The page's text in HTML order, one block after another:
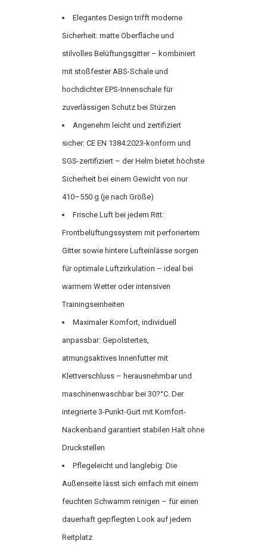
Elegantes Design trifft moderne
Sicherheit: matte Oberfläche und
stilvolles Belüftungsgitter – kombiniert
mit stoßfester ABS-Schale und
hochdichter EPS-Innenschale für
zuverlässigen Schutz bei Stürzen
Angenehm leicht und zertifiziert
sicher: CE EN 1384:2023-konform und
SGS-zertifiziert – der Helm bietet höchste
Sicherheit bei einem Gewicht von nur
410–550 g (je nach Größe)
Frische Luft bei jedem Ritt:
Frontbelüftungssystem mit perforiertem
Gitter sowie hintere Lufteinlässe sorgen
für optimale Luftzirkulation – ideal bei
warmem Wetter oder intensiven
Trainingseinheiten
Maximaler Komfort, individuell
anpassbar: Gepolstertes,
atmungsaktives Innenfutter mit
Klettverschluss – herausnehmbar und
maschinenwaschbar bei 30?°C. Der
integrierte 3-Punkt-Gurt mit Komfort-
Nackenband garantiert stabilen Halt ohne
Druckstellen
Pflegeleicht und langlebig: Die
Außenseite lässt sich einfach mit einem
feuchten Schwamm reinigen – für einen
dauerhaft gepflegten Look auf jedem
Reitplatz